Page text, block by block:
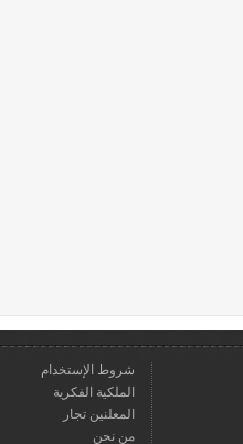
شروط الإستخدام
الملكية الفكرية
المعلنين تجار
من نحن